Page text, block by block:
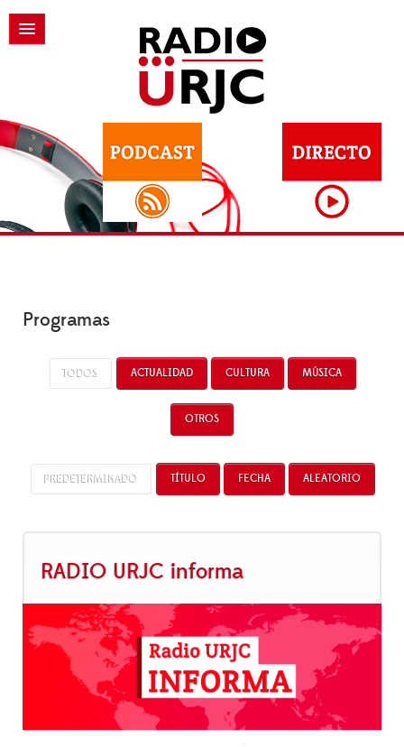
Programas
TODOS ACTUALIDAD CULTURA MÚSICA
OTROS
PREDETERMINADO TÍTULO FECHA ALEATORIO
RADIO URJC informa